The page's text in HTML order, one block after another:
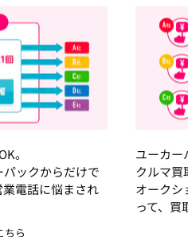
。
ックからだけで
電話に悩まされ
ちら
ユーカー
クルマ買
オークシ
って、買